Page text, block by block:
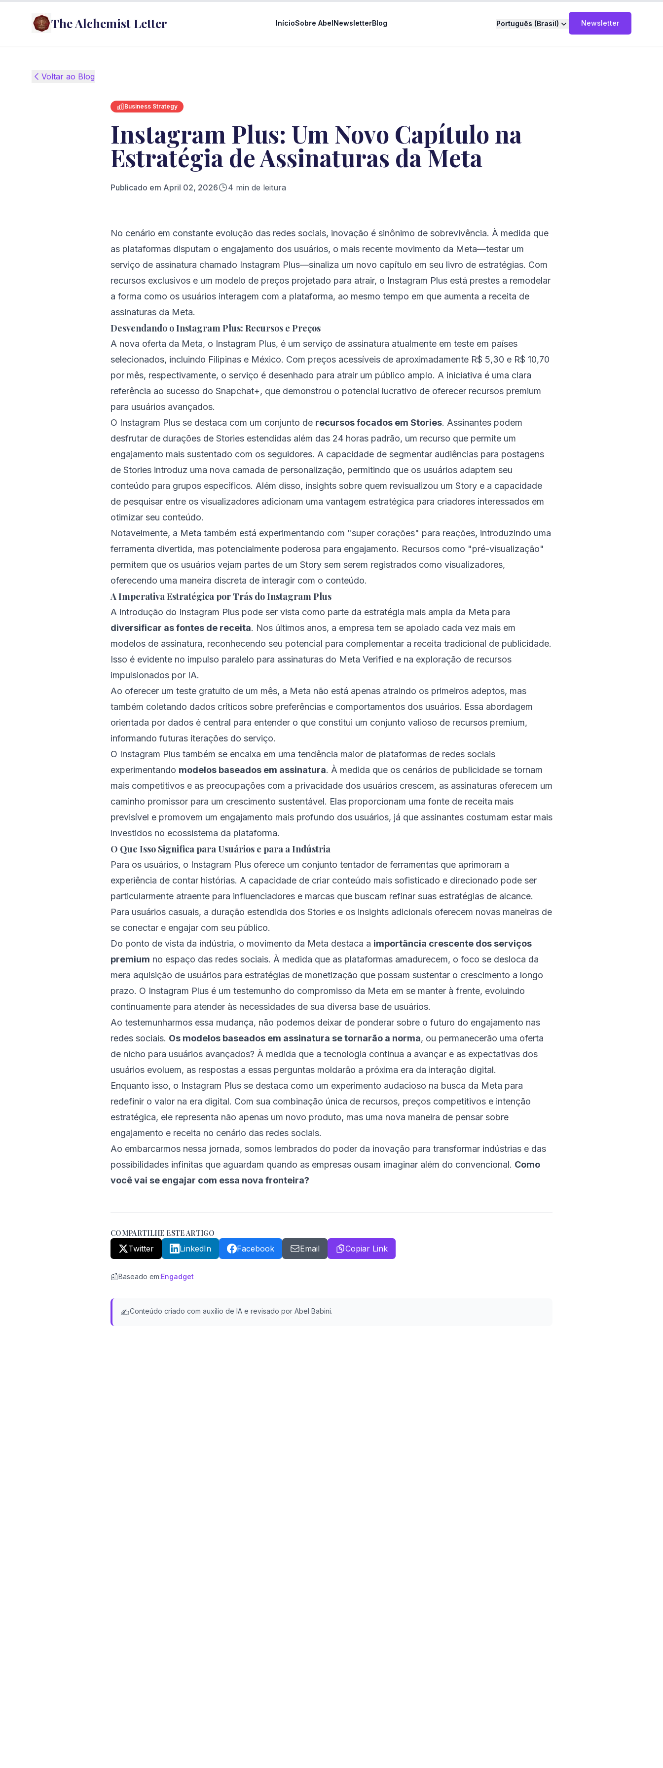
The Alchemist Letter InícioSobre AbelNewsletterBlog Português (Brasil) Newsletter
Voltar ao Blog
Business Strategy
Instagram Plus: Um Novo Capítulo na
Estratégia de Assinaturas da Meta
Publicado em April 02, 2026 4 min de leitura
No cenário em constante evolução das redes sociais, inovação é sinônimo de sobrevivência. À medida que
as plataformas disputam o engajamento dos usuários, o mais recente movimento da Meta—testar um
serviço de assinatura chamado Instagram Plus—sinaliza um novo capítulo em seu livro de estratégias. Com
recursos exclusivos e um modelo de preços projetado para atrair, o Instagram Plus está prestes a remodelar
a forma como os usuários interagem com a plataforma, ao mesmo tempo em que aumenta a receita de
assinaturas da Meta.
Desvendando o Instagram Plus: Recursos e Preços
A nova oferta da Meta, o Instagram Plus, é um serviço de assinatura atualmente em teste em países
selecionados, incluindo Filipinas e México. Com preços acessíveis de aproximadamente R$ 5,30 e R$ 10,70
por mês, respectivamente, o serviço é desenhado para atrair um público amplo. A iniciativa é uma clara
referência ao sucesso do Snapchat+, que demonstrou o potencial lucrativo de oferecer recursos premium
para usuários avançados.
O Instagram Plus se destaca com um conjunto de recursos focados em Stories. Assinantes podem
desfrutar de durações de Stories estendidas além das 24 horas padrão, um recurso que permite um
engajamento mais sustentado com os seguidores. A capacidade de segmentar audiências para postagens
de Stories introduz uma nova camada de personalização, permitindo que os usuários adaptem seu
conteúdo para grupos específicos. Além disso, insights sobre quem revisualizou um Story e a capacidade
de pesquisar entre os visualizadores adicionam uma vantagem estratégica para criadores interessados em
otimizar seu conteúdo.
Notavelmente, a Meta também está experimentando com "super corações" para reações, introduzindo uma
ferramenta divertida, mas potencialmente poderosa para engajamento. Recursos como "pré-visualização"
permitem que os usuários vejam partes de um Story sem serem registrados como visualizadores,
oferecendo uma maneira discreta de interagir com o conteúdo.
A Imperativa Estratégica por Trás do Instagram Plus
A introdução do Instagram Plus pode ser vista como parte da estratégia mais ampla da Meta para
diversificar as fontes de receita. Nos últimos anos, a empresa tem se apoiado cada vez mais em
modelos de assinatura, reconhecendo seu potencial para complementar a receita tradicional de publicidade.
Isso é evidente no impulso paralelo para assinaturas do Meta Verified e na exploração de recursos
impulsionados por IA.
Ao oferecer um teste gratuito de um mês, a Meta não está apenas atraindo os primeiros adeptos, mas
também coletando dados críticos sobre preferências e comportamentos dos usuários. Essa abordagem
orientada por dados é central para entender o que constitui um conjunto valioso de recursos premium,
informando futuras iterações do serviço.
O Instagram Plus também se encaixa em uma tendência maior de plataformas de redes sociais
experimentando modelos baseados em assinatura. À medida que os cenários de publicidade se tornam
mais competitivos e as preocupações com a privacidade dos usuários crescem, as assinaturas oferecem um
caminho promissor para um crescimento sustentável. Elas proporcionam uma fonte de receita mais
previsível e promovem um engajamento mais profundo dos usuários, já que assinantes costumam estar mais
investidos no ecossistema da plataforma.
O Que Isso Significa para Usuários e para a Indústria
Para os usuários, o Instagram Plus oferece um conjunto tentador de ferramentas que aprimoram a
experiência de contar histórias. A capacidade de criar conteúdo mais sofisticado e direcionado pode ser
particularmente atraente para influenciadores e marcas que buscam refinar suas estratégias de alcance.
Para usuários casuais, a duração estendida dos Stories e os insights adicionais oferecem novas maneiras de
se conectar e engajar com seu público.
Do ponto de vista da indústria, o movimento da Meta destaca a importância crescente dos serviços
premium no espaço das redes sociais. À medida que as plataformas amadurecem, o foco se desloca da
mera aquisição de usuários para estratégias de monetização que possam sustentar o crescimento a longo
prazo. O Instagram Plus é um testemunho do compromisso da Meta em se manter à frente, evoluindo
continuamente para atender às necessidades de sua diversa base de usuários.
Ao testemunharmos essa mudança, não podemos deixar de ponderar sobre o futuro do engajamento nas
redes sociais. Os modelos baseados em assinatura se tornarão a norma, ou permanecerão uma oferta
de nicho para usuários avançados? À medida que a tecnologia continua a avançar e as expectativas dos
usuários evoluem, as respostas a essas perguntas moldarão a próxima era da interação digital.
Enquanto isso, o Instagram Plus se destaca como um experimento audacioso na busca da Meta para
redefinir o valor na era digital. Com sua combinação única de recursos, preços competitivos e intenção
estratégica, ele representa não apenas um novo produto, mas uma nova maneira de pensar sobre
engajamento e receita no cenário das redes sociais.
Ao embarcarmos nessa jornada, somos lembrados do poder da inovação para transformar indústrias e das
possibilidades infinitas que aguardam quando as empresas ousam imaginar além do convencional. Como
você vai se engajar com essa nova fronteira?
COMPARTILHE ESTE ARTIGO
Twitter LinkedIn Facebook Email Copiar Link
📰Baseado em:Engadget
✍️Conteúdo criado com auxílio de IA e revisado por Abel Babini.